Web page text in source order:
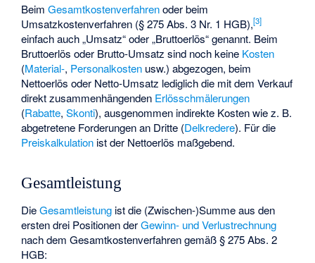
BeimGesamtkostenverfahrenoder beim
Umsatzkostenverfahren (§ 275 Abs. 3 Nr. 1 HGB),[3]
einfach auch „Umsatz“ oder „Bruttoerlös“ genannt. Beim
Bruttoerlös oder Brutto-Umsatz sind noch keine Kosten
(Material-, Personalkosten usw.) abgezogen, beim
Nettoerlös oder Netto-Umsatz lediglich die mit dem Verkauf
direkt zusammenhängenden Erlösschmälerungen
(Rabatte,Skonti), ausgenommen indirekte Kosten wie z. B.
abgetretene Forderungen an Dritte (Delkredere). Für die
Preiskalkulation ist der Nettoerlös maßgebend.
Gesamtleistung
DieGesamtleistung ist die (Zwischen-)Summe aus den
ersten drei Positionen derGewinn- und Verlustrechnung
nach dem Gesamtkostenverfahren gemäß § 275 Abs. 2
HGB: